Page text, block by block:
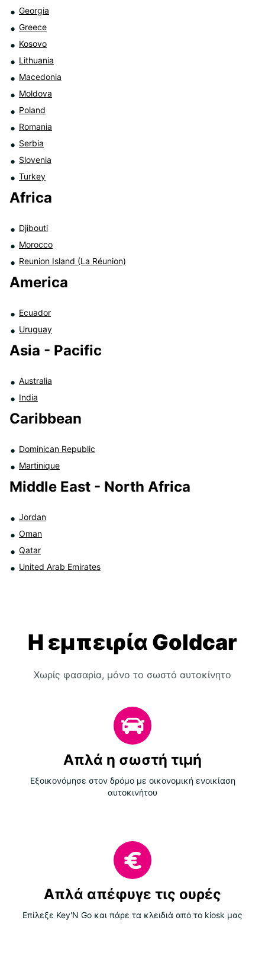
Georgia
Greece
Kosovo
Lithuania
Macedonia
Moldova
Poland
Romania
Serbia
Slovenia
Turkey
Africa
Djibouti
Morocco
Reunion Island (La Réunion)
America
Ecuador
Uruguay
Asia - Pacific
Australia
India
Caribbean
Dominican Republic
Martinique
Middle East - North Africa
Jordan
Oman
Qatar
United Arab Emirates
Η εμπειρία Goldcar
Χωρίς φασαρία, μόνο το σωστό αυτοκίνητο
Απλά η σωστή τιμή
Εξοικονόμησε στον δρόμο με οικονομική ενοικίαση
αυτοκινήτου
Απλά απέφυγε τις ουρές
Επίλεξε Key'N Go και πάρε τα κλειδιά από το kiosk μας